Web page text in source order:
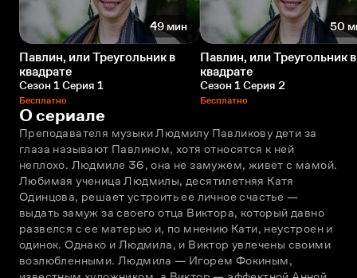
49 мин
Павлин, или Треугольник в
квадрате
Сезон 1 Серия 1
Бесплатно
50
Павлин, или Треугольник в
квадрате
Сезон 1 Серия 2
Бесплатно
О сериале
Преподавателя музыки Людмилу Павликову дети за
глаза называют Павлином, хотя относятся к ней
неплохо. Людмиле 36, она не замужем, живет с мамой.
Любимая ученица Людмилы, десятилетняя Катя
Одинцова, решает устроить ее личное счастье —
выдать замуж за своего отца Виктора, который давно
развелся с ее матерью и, по мнению Кати, неустроен и
одинок. Однако и Людмила, и Виктор увлечены своими
возлюбленными. Людмила — Игорем Фокиным,